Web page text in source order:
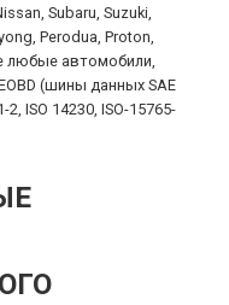
Subaru, Suzuki,
Perodua, Proton,
любые автомобили,
(шины данных SAE
2, ISO 14230, ISO-15765-